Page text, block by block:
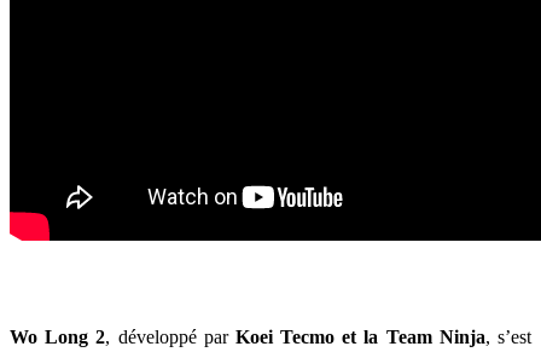
Wo Long 2, développé par Koei Tecmo et la Team Ninja, s’est